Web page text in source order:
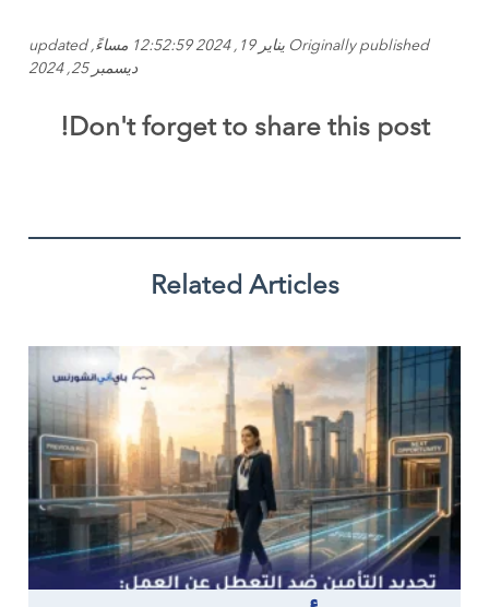
Originally published يناير 19, 2024 12:52:59 مساءً, updated
ديسمبر 25, 2024
Don't forget to share this post!
Related Articles